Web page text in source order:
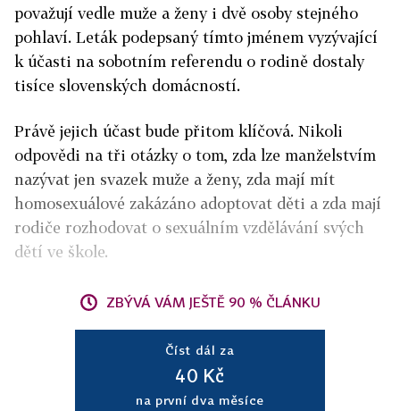
považují vedle muže a ženy i dvě osoby stejného
pohlaví. Leták podepsaný tímto jménem vyzývající
k účasti na sobotním referendu o rodině dostaly
tisíce slovenských domácností.
Právě jejich účast bude přitom klíčová. Nikoli
odpovědi na tři otázky o tom, zda lze manželstvím
nazývat jen svazek muže a ženy, zda mají mít
homosexuálové zakázáno adoptovat děti a zda mají
rodiče rozhodovat o sexuálním vzdělávání svých
dětí ve škole.
ZBÝVÁ VÁM JEŠTĚ 90 % ČLÁNKU
Číst dál za
40 Kč
na první dva měsíce